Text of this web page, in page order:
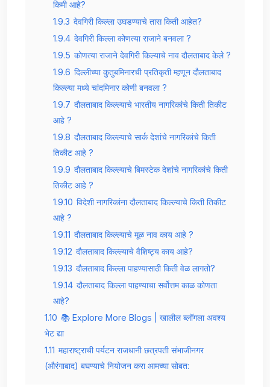
किमी आहे?
1.9.3 देवगिरी किल्ला उघडण्याचे तास किती आहेत?
1.9.4 देवगिरी किल्ला कोणत्या राजाने बनवला ?
1.9.5 कोणत्या राजाने देवगिरी किल्याचे नाव दौलताबाद केले ?
1.9.6 दिल्लीच्या कुतुबमिनारची प्रतिकृती म्हणून दौलताबाद
किल्ल्या मध्ये चांदमिनार कोणी बनवला ?
1.9.7 दौलताबाद किल्ल्याचे भारतीय नागरिकांचे किती तिकीट
आहे ?
1.9.8 दौलताबाद किल्ल्याचे सार्क देशांचे नागरिकांचे किती
तिकीट आहे ?
1.9.9 दौलताबाद किल्ल्याचे बिमस्टेक देशांचे नागरिकांचे किती
तिकीट आहे ?
1.9.10 विदेशी नागरिकांना दौलताबाद किल्ल्याचे किती तिकीट
आहे ?
1.9.11 दौलताबाद किल्ल्याचे मूळ नाव काय आहे ?
1.9.12 दौलताबाद किल्ल्याचे वैशिष्ट्य काय आहे?
1.9.13 दौलताबाद किल्ला पाहण्यासाठी किती वेळ लागतो?
1.9.14 दौलताबाद किल्ला पाहण्याचा सर्वोत्तम काळ कोणता
आहे?
1.10 📚 Explore More Blogs | खालील ब्लॉगला अवश्य
भेट द्या
1.11 महाराष्ट्राची पर्यटन राजधानी छत्रपती संभाजीनगर
(औरंगाबाद) बघण्याचे नियोजन करा आमच्या सोबत: